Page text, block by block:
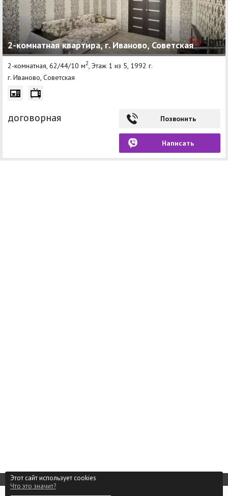
2-комнатная квартира, г. Иваново, Советская
2-комнатная, 62/44/10 м2 , Этаж 1 из 5, 1992 г.
г. Иваново, Советская
договорная Позвонить
Написать
Реклама на сайте
Этот сайт использует cookies
Что это значит?